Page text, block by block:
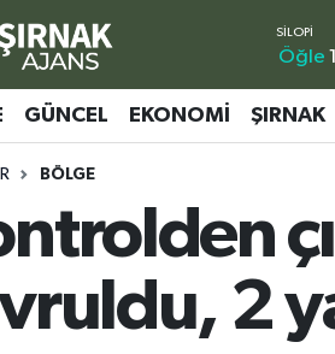
Öğle
GÜNCEL EKONOMI ŞIRNAK
BÖLGE
2
Eczaneler
Haritası
Durumu ve Fikstür